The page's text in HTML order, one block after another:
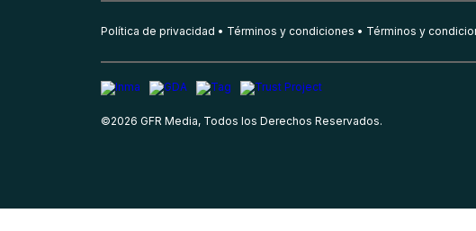
Política de privacidad Términos y condiciones Términos y
©2026 GFR Media, Todos los Derechos Reservados.